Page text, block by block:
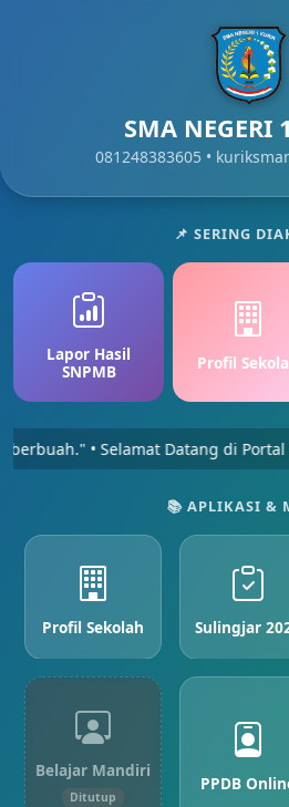
SMA NEGERI
081248383605 •
📌 SERING
Lapor Hasil
SNPMB
Profil
• Selamat Datang di Portal
📚 APLIKASI &
Profil Sekolah Sulingjar
Belajar Mandiri
Ditutup
PPDB